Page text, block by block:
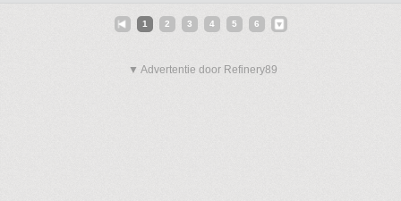
1 2 3 4 5 6
▼ Advertentie door Refinery89